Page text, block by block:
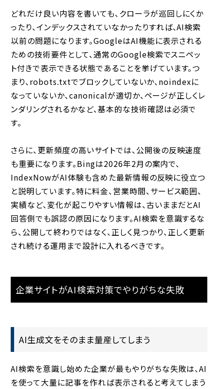
どれだけ良い内容を書いても、クローラが巡回しにくか
ったり、インデックスされていなかったりすれば、AI検索
以前の問題になります。GoogleはAI機能に表示される
ための技術要件として、通常のGoogle検索でスニペッ
ト付きで表示できる状態であることを挙げています。つ
まり、robots.txtでブロックしていないか、noindexに
なっていないか、canonicalが適切か、ページが正しくレ
ンダリングされるかなど、基本的な技術確認は必須で
す。
さらに、更新頻度の高いサイトでは、公開後の反映速度
も重要になります。Bingは2026年2月の案内で、
IndexNowがAI体験も含めた最新情報の反映に役立つ
と説明しています。特に料金、営業時間、サービス範囲、
実績など、変化が起こりやすい情報は、古いままだとAI
回答側でも誤認の原因になります。AI検索を意識するな
ら、公開して終わりではなく、正しく見つかり、正しく更新
され続ける運用まで設計に入れるべきです。
企業サイトがAI検索対策でやりがちな失敗
AI生成文をそのまま量産してしまう
AI検索を意識し始めた企業が最もやりがちな失敗は、AI
を使って大量に記事を作れば表示されると考えてしまう